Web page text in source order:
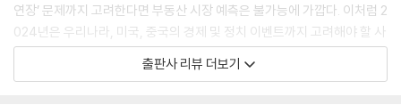
부동산 입주 물량이 나오기 위해서는 대략 3~4년 전 인허가가 나오고 건
설에 들어가야 한다. 그렇다면 2023년 현재 인허가 물량이 2026~2027
년 입주 물량이 될 가능성이 높다는 뜻이다. 문제는 현재 인허가 물량이 거
의 나오지 않고 있다는 점이다. 2024년과 2025년 물량은 과거 평균의 절
연장’ 문제까지 고려한다면 부동산 시장 예측은 불가능에 가깝다. 이처럼 2
024년은 우리나라, 미국, 중국의 경제 및 정치 이벤트까지 고려해야 할 사
항이 너무나 많다. 하지만 불확실성이 짙은 와중에도 저자는 “서울 부동산
의 미래는 대폭락의 2022년과 정반대가 될 것”이라며 중장기적으로 시장
출판사 리뷰 더보기